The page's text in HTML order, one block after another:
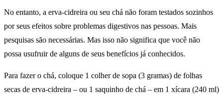
No entanto, a erva-cidreira ou seu chá não foram testados sozinhos
por seus efeitos sobre problemas digestivos nas pessoas. Mais
pesquisas são necessárias. Mas isso não significa que você não
possa usufruir de alguns de seus benefícios já conhecidos.
Para fazer o chá, coloque 1 colher de sopa (3 gramas) de folhas
secas de erva-cidreira – ou 1 saquinho de chá – em 1 xícara (240 ml)